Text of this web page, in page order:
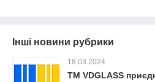
Інші новини рубрики
18.03.2024
TM VDGLASS